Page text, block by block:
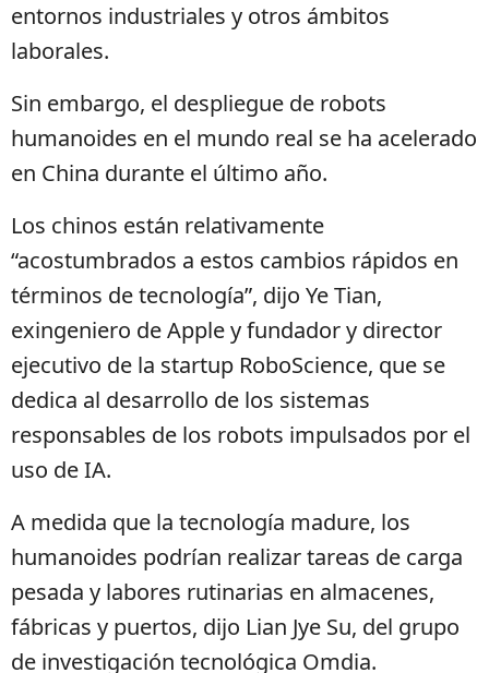
entornos industriales y otros ámbitos
laborales.
Sin embargo, el despliegue de robots
humanoides en el mundo real se ha acelerado
en China durante el último año.
Los chinos están relativamente
“acostumbrados a estos cambios rápidos en
términos de tecnología”, dijo Ye Tian,
exingeniero de Apple y fundador y director
ejecutivo de la startup RoboScience, que se
dedica al desarrollo de los sistemas
responsables de los robots impulsados por el
uso de IA.
A medida que la tecnología madure, los
humanoides podrían realizar tareas de carga
pesada y labores rutinarias en almacenes,
fábricas y puertos, dijo Lian Jye Su, del grupo
de investigación tecnológica Omdia.